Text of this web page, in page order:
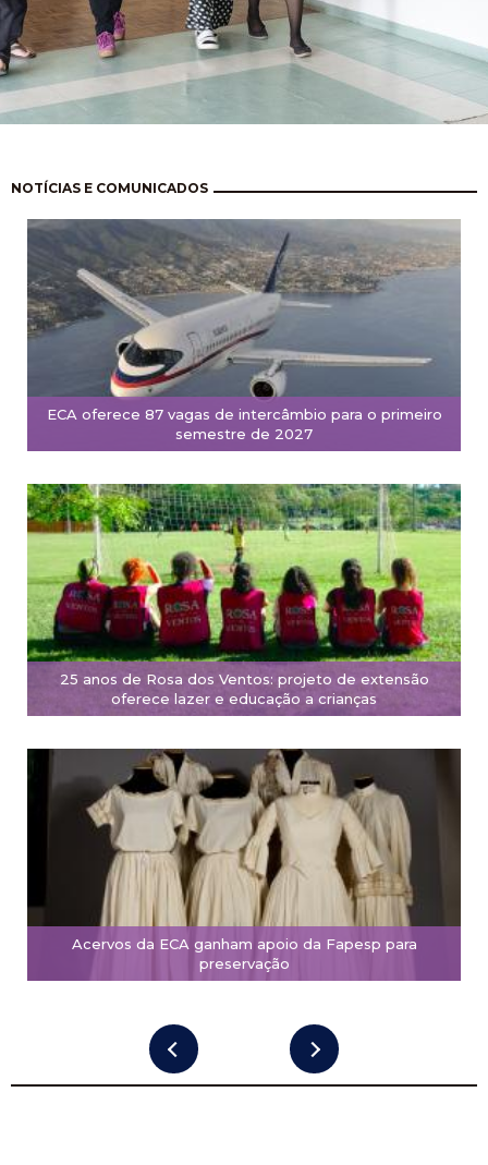
NOTÍCIAS E COMUNICADOS
ECA oferece 87 vagas de intercâmbio para o primeiro
semestre de 2027
25 anos de Rosa dos Ventos: projeto de extensão
oferece lazer e educação a crianças
Acervos da ECA ganham apoio da Fapesp para
preservação
Paginación